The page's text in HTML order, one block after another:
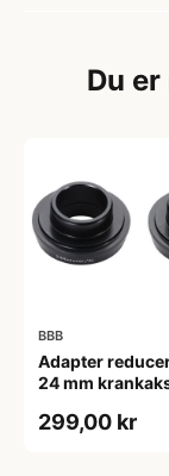
Du
BBB
Adapter
24 mm
299,00 kr